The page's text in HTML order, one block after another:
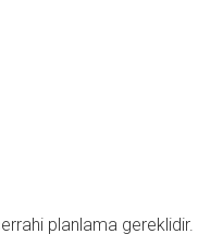
planlama gereklidir.